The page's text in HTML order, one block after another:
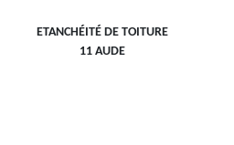
ETANCHÉITÉ DE TOITURE
11 AUDE